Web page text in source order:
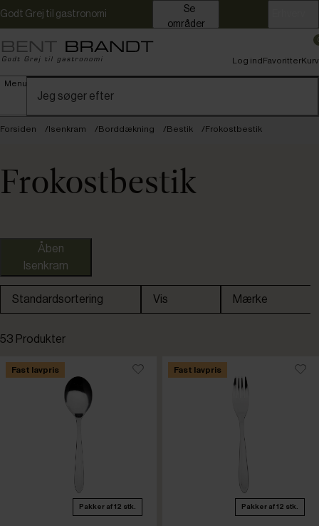
Godt Grej til gastronomi
områder
Menu
Log indFavoritterKurv
Forsiden Isenkram Borddækning Bestik Frokostbestik
Frokostbestik
Isenkram
Standardsortering
Laveste pris
Varenr.
Vis
Restpartier
Mærke
Dalper
53 Produkter
Fast lavpris
Pakker af 12 stk.
Fast lavpris
Pakker af 12 stk.